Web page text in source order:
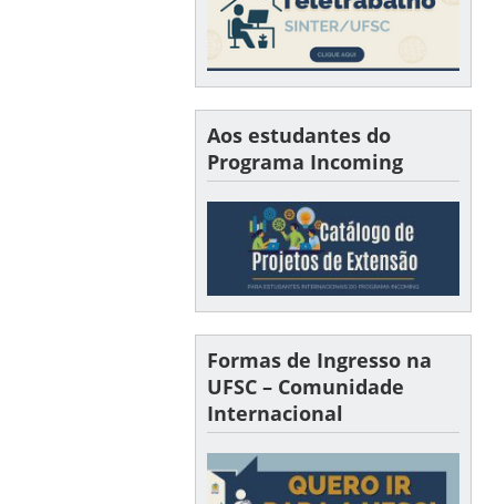
Aos estudantes do
Programa Incoming
Formas de Ingresso na
UFSC – Comunidade
Internacional